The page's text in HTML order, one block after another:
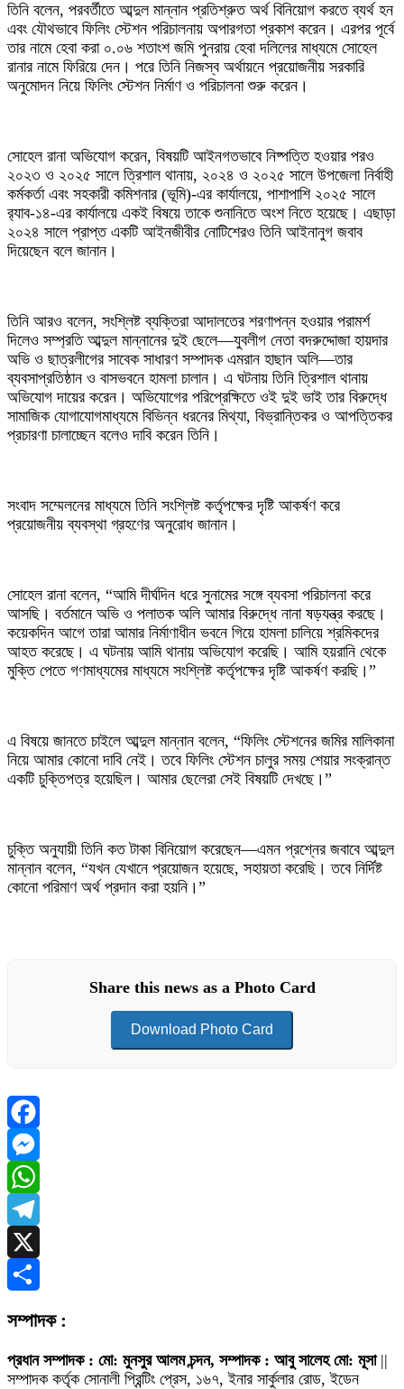
তিনি বলেন, পরবর্তীতে আব্দুল মান্নান প্রতিশ্রুত অর্থ বিনিয়োগ করতে ব্যর্থ হন
এবং যৌথভাবে ফিলিং স্টেশন পরিচালনায় অপারগতা প্রকাশ করেন। এরপর পূর্বে
তার নামে হেবা করা ০.০৬ শতাংশ জমি পুনরায় হেবা দলিলের মাধ্যমে সোহেল
রানার নামে ফিরিয়ে দেন। পরে তিনি নিজস্ব অর্থায়নে প্রয়োজনীয় সরকারি
অনুমোদন নিয়ে ফিলিং স্টেশন নির্মাণ ও পরিচালনা শুরু করেন।
সোহেল রানা অভিযোগ করেন, বিষয়টি আইনগতভাবে নিষ্পত্তি হওয়ার পরও
২০২৩ ও ২০২৫ সালে ত্রিশাল থানায়, ২০২৪ ও ২০২৫ সালে উপজেলা নির্বাহী
কর্মকর্তা এবং সহকারী কমিশনার (ভূমি)-এর কার্যালয়ে, পাশাপাশি ২০২৫ সালে
র‌্যাব-১৪-এর কার্যালয়ে একই বিষয়ে তাকে শুনানিতে অংশ নিতে হয়েছে। এছাড়া
২০২৪ সালে প্রাপ্ত একটি আইনজীবীর নোটিশেরও তিনি আইনানুগ জবাব
দিয়েছেন বলে জানান।
তিনি আরও বলেন, সংশ্লিষ্ট ব্যক্তিরা আদালতের শরণাপন্ন হওয়ার পরামর্শ
দিলেও সম্প্রতি আব্দুল মান্নানের দুই ছেলে—যুবলীগ নেতা বদরুদ্দোজা হায়দার
অভি ও ছাত্রলীগের সাবেক সাধারণ সম্পাদক এমরান হাছান অলি—তার
ব্যবসাপ্রতিষ্ঠান ও বাসভবনে হামলা চালান। এ ঘটনায় তিনি ত্রিশাল থানায়
অভিযোগ দায়ের করেন। অভিযোগের পরিপ্রেক্ষিতে ওই দুই ভাই তার বিরুদ্ধে
সামাজিক যোগাযোগমাধ্যমে বিভিন্ন ধরনের মিথ্যা, বিভ্রান্তিকর ও আপত্তিকর
প্রচারণা চালাচ্ছেন বলেও দাবি করেন তিনি।
সংবাদ সম্মেলনের মাধ্যমে তিনি সংশ্লিষ্ট কর্তৃপক্ষের দৃষ্টি আকর্ষণ করে
প্রয়োজনীয় ব্যবস্থা গ্রহণের অনুরোধ জানান।
সোহেল রানা বলেন, “আমি দীর্ঘদিন ধরে সুনামের সঙ্গে ব্যবসা পরিচালনা করে
আসছি। বর্তমানে অভি ও পলাতক অলি আমার বিরুদ্ধে নানা ষড়যন্ত্র করছে।
কয়েকদিন আগে তারা আমার নির্মাণাধীন ভবনে গিয়ে হামলা চালিয়ে শ্রমিকদের
আহত করেছে। এ ঘটনায় আমি থানায় অভিযোগ করেছি। আমি হয়রানি থেকে
মুক্তি পেতে গণমাধ্যমের মাধ্যমে সংশ্লিষ্ট কর্তৃপক্ষের দৃষ্টি আকর্ষণ করছি।”
এ বিষয়ে জানতে চাইলে আব্দুল মান্নান বলেন, “ফিলিং স্টেশনের জমির মালিকানা
নিয়ে আমার কোনো দাবি নেই। তবে ফিলিং স্টেশন চালুর সময় শেয়ার সংক্রান্ত
একটি চুক্তিপত্র হয়েছিল। আমার ছেলেরা সেই বিষয়টি দেখছে।”
চুক্তি অনুযায়ী তিনি কত টাকা বিনিয়োগ করেছেন—এমন প্রশ্নের জবাবে আব্দুল
মান্নান বলেন, “যখন যেখানে প্রয়োজন হয়েছে, সহায়তা করেছি। তবে নির্দিষ্ট
কোনো পরিমাণ অর্থ প্রদান করা হয়নি।”
Share this news as a Photo Card
Download Photo Card
Facebook
Messenger
WhatsApp
Telegram
X
সম্পাদক :
প্রধান সম্পাদক : মো: মুনসুর আলম চন্দন, সম্পাদক : আবু সালেহ মো: মূসা||
সম্পাদক কর্তৃক সোনালী প্রিন্টিং প্রেস, ১৬৭, ইনার সার্কুলার রোড, ইডেন